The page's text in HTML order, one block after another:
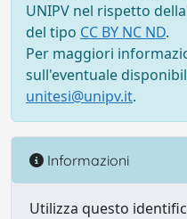
UNIPV nel rispetto
del tipo CC BY NC ND.
Per maggiori
sull'eventuale
unitesi@unipv.it.
Informazioni
Utilizza questo